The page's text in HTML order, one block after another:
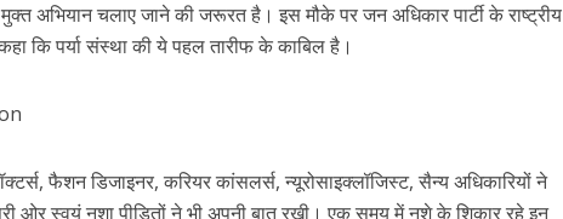
अभियान चलाए जाने की जरूरत है। इस मौके पर जन अधिकार पार्टी के राष्ट्रीय
कि पर्या संस्था की ये पहल तारीफ के काबिल है।
फैशन डिजाइनर, करियर कांसलर्स, न्यूरोसाइक्लॉजिस्ट, सैन्य अधिकारियों ने
ओर स्वयं नशा पीड़ितों ने भी अपनी बात रखी। एक समय में नशे के शिकार रहे इन